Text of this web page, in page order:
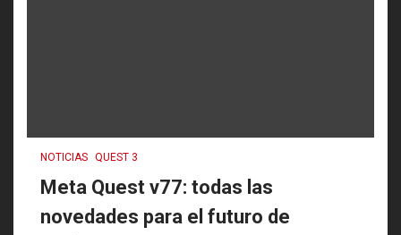
NOTICIAS QUEST 3
Meta Quest v77: todas las
novedades para el futuro de